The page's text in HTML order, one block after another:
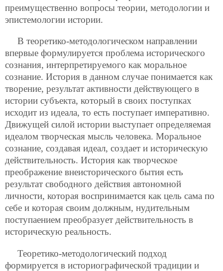
преимущественно вопросы теории, методологии и
эпистемологии истории.
В теоретико-методологическом направлении
впервые формулируется проблема исторического
сознания, интерпретируемого как моральное
сознание. История в данном случае понимается как
творение, результат активности действующего в
истории субъекта, который в своих поступках
исходит из идеала, то есть поступает императивно.
Движущей силой истории выступает определяемая
идеалом творческая мысль человека. Моральное
сознание, создавая идеал, создает и историческую
действительность. История как творческое
преображение внеисторического бытия есть
результат свободного действия автономной
личности, которая воспринимается как цель сама по
себе и которая своим должным, нудительным
поступаением преобразует действительность в
историческую реальность.
Теоретико-методологический подход
формируется в историографической традиции и